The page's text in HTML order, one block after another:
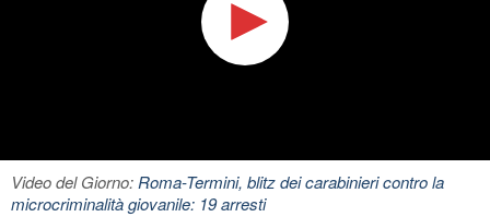
Video del Giorno:Roma-Termini, blitz dei carabinieri contro la
microcriminalità giovanile: 19 arresti